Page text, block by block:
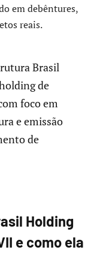
em debêntures,
reais.
Brasil
de
foco em
e emissão
de
Holding
e como ela